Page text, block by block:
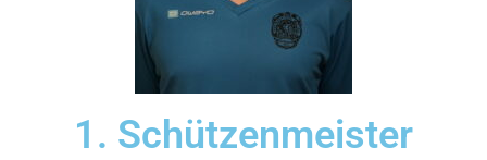
1. Schützenmeister